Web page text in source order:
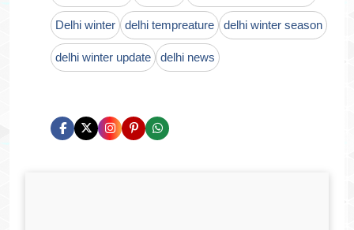
Delhi winter delhi tempreature delhi winter season
delhi winter update delhi news